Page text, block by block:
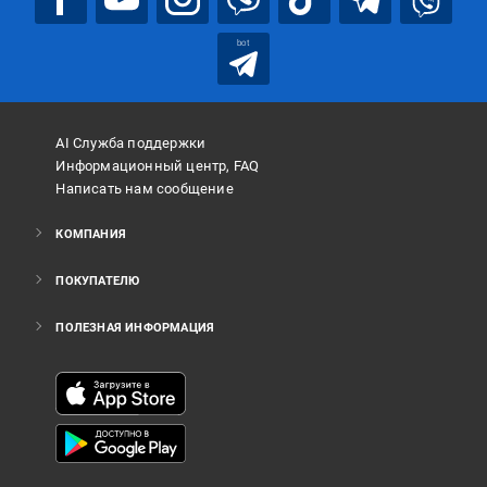
bot
AI Служба поддержки
Информационный центр, FAQ
Написать нам сообщение
КОМПАНИЯ
ПОКУПАТЕЛЮ
ПОЛЕЗНАЯ ИНФОРМАЦИЯ